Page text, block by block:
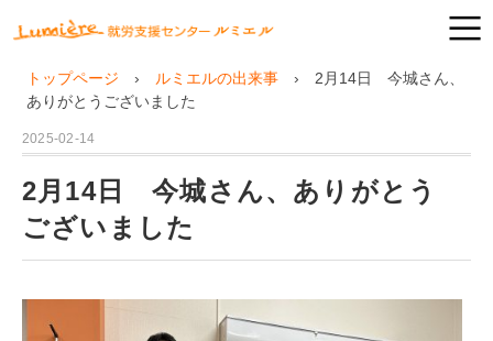
トップページ ルミエルの出来事
2月14日 今城さん、
ありがとうございました
2025-02-14
2月14日 今城さん、ありがとう
ございました